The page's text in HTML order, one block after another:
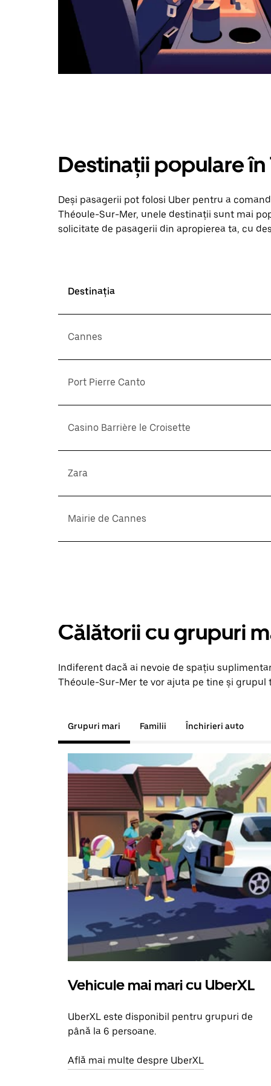
Destinații populare
Deși pasagerii pot folosi Uber pentru a
Théoule-Sur-Mer, unele destinații sunt mai
solicitate de pasagerii din apropierea ta, cu
Destinația
Cannes
Port Pierre Canto
Casino Barrière le Croisette
Zara
Mairie de Cannes
Călătorii cu grupuri
Indiferent dacă ai nevoie de spațiu
Théoule-Sur-Mer te vor ajuta pe tine și grupul
Grupuri mari Familii Închirieri auto
Vehicule mai mari cu UberXL
UberXL este disponibil pentru grupuri de
până la 6 persoane.
Află mai multe despre UberXL